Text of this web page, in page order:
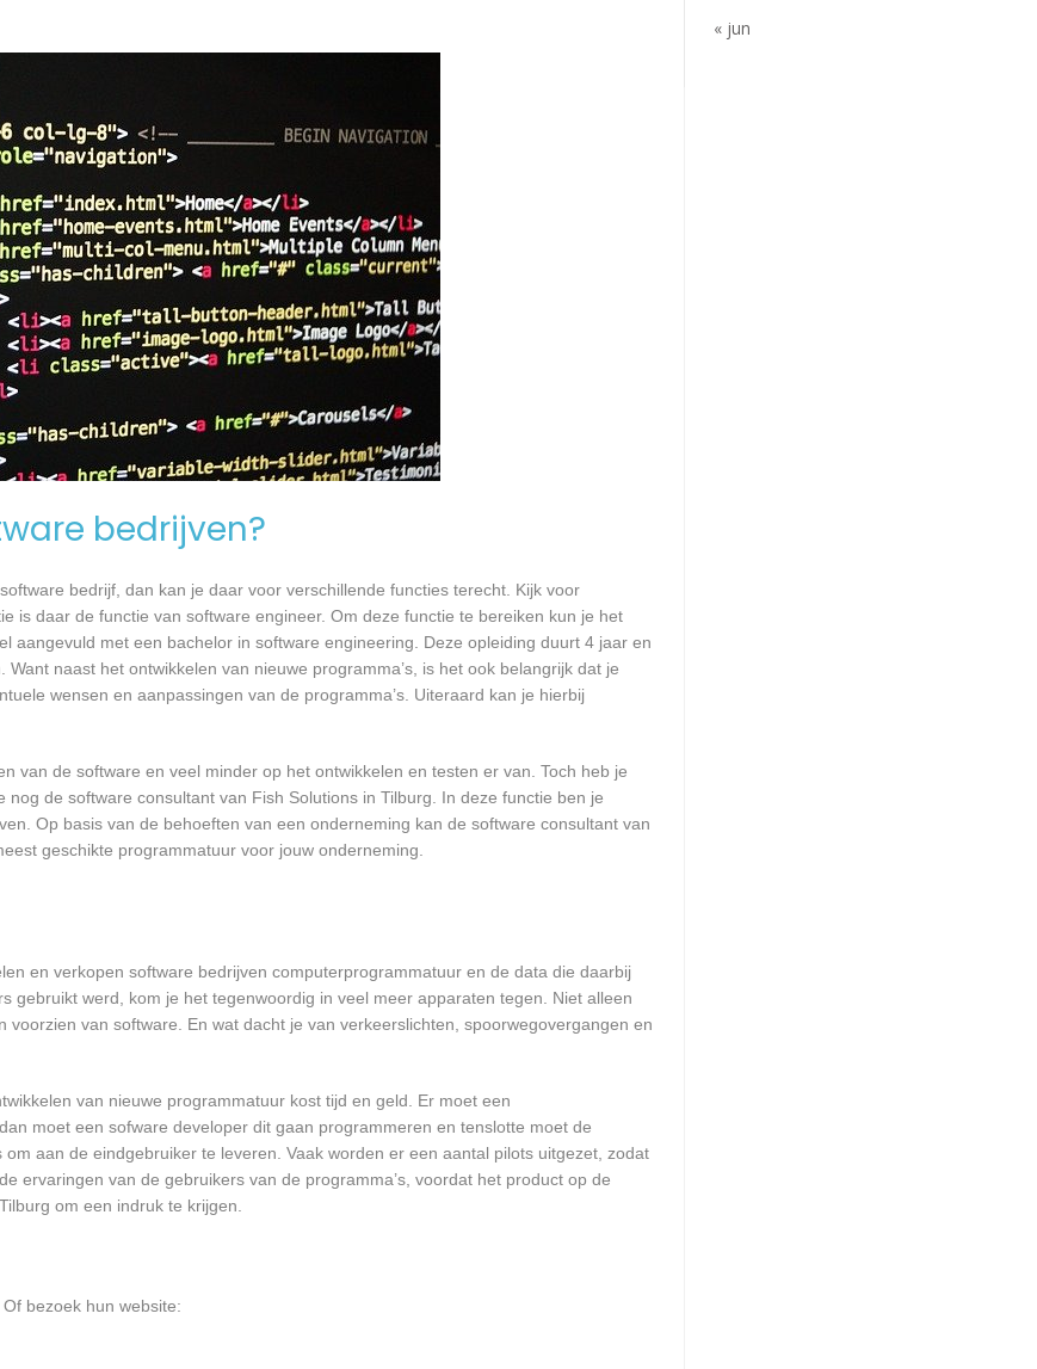
bedrijven?
bedrijf, dan kan je daar voor verschillende functies terecht. Kijk voor
is daar de functie van software engineer. Om deze functie te bereiken kun je het
aangevuld met een bachelor in software engineering. Deze opleiding duurt 4 jaar en
naast het ontwikkelen van nieuwe programma’s, is het ook belangrijk dat je
wensen en aanpassingen van de programma’s. Uiteraard kan je hierbij
van de software en veel minder op het ontwikkelen en testen er van. Toch heb je
de software consultant van Fish Solutions in Tilburg. In deze functie ben je
Op basis van de behoeften van een onderneming kan de software consultant van
geschikte programmatuur voor jouw onderneming.
en verkopen software bedrijven computerprogrammatuur en de data die daarbij
werd, kom je het tegenwoordig in veel meer apparaten tegen. Niet alleen
van software. En wat dacht je van verkeerslichten, spoorwegovergangen en
van nieuwe programmatuur kost tijd en geld. Er moet een
moet een sofware developer dit gaan programmeren en tenslotte moet de
aan de eindgebruiker te leveren. Vaak worden er een aantal pilots uitgezet, zodat
ervaringen van de gebruikers van de programma’s, voordat het product op de
om een indruk te krijgen.
. Of bezoek hun website:
« jun